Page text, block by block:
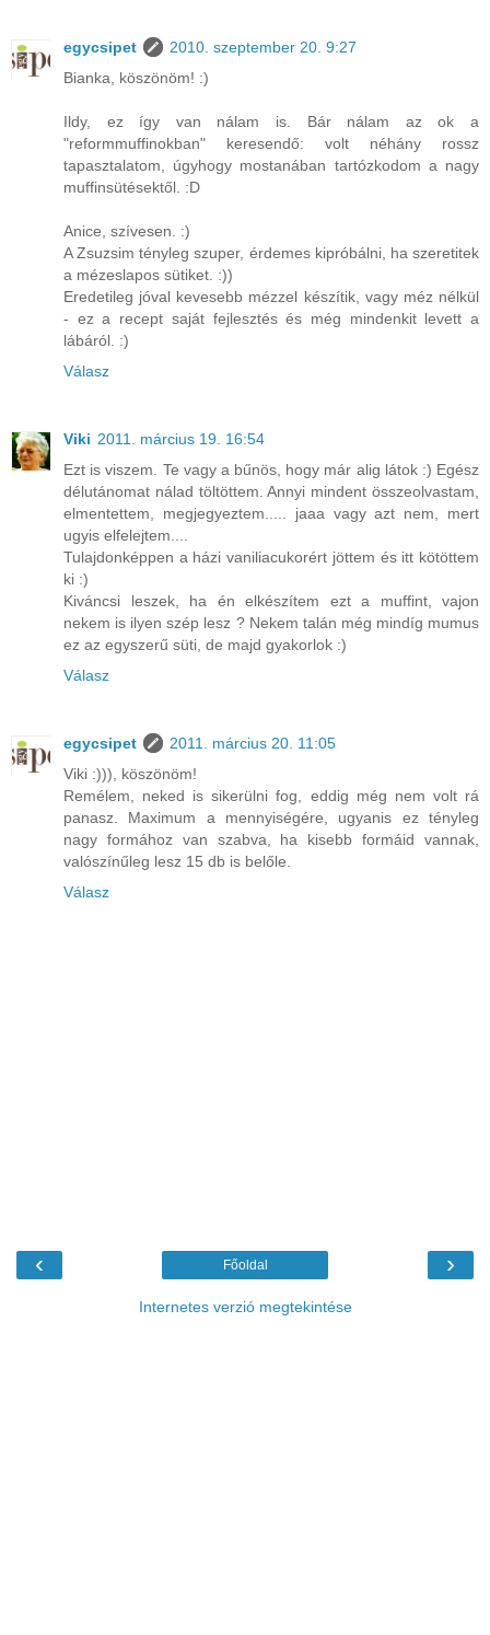
egycsipet
2010. szeptember 20. 9:27
Bianka, köszönöm! :)
Ildy, ez így van nálam is. Bár nálam az ok a
"reformmuffinokban" keresendő: volt néhány rossz
tapasztalatom, úgyhogy mostanában tartózkodom a nagy
muffinsütésektől. :D
Anice, szívesen. :)
A Zsuzsim tényleg szuper, érdemes kipróbálni, ha szeretitek
a mézeslapos sütiket. :))
Eredetileg jóval kevesebb mézzel készítik, vagy méz nélkül
- ez a recept saját fejlesztés és még mindenkit levett a
lábáról. :)
Válasz
Viki 2011. március 19. 16:54
Ezt is viszem. Te vagy a bűnös, hogy már alig látok :) Egész
délutánomat nálad töltöttem. Annyi mindent összeolvastam,
elmentettem, megjegyeztem..... jaaa vagy azt nem, mert
ugyis elfelejtem....
Tulajdonképpen a házi vaniliacukorért jöttem és itt kötöttem
ki :)
Kiváncsi leszek, ha én elkészítem ezt a muffint, vajon
nekem is ilyen szép lesz ? Nekem talán még mindíg mumus
ez az egyszerű süti, de majd gyakorlok :)
Válasz
egycsipet
2011. március 20. 11:05
Viki :))), köszönöm!
Remélem, neked is sikerülni fog, eddig még nem volt rá
panasz. Maximum a mennyiségére, ugyanis ez tényleg
nagy formához van szabva, ha kisebb formáid vannak,
valószínűleg lesz 15 db is belőle.
Válasz
‹ ›
Főoldal
Internetes verzió megtekintése